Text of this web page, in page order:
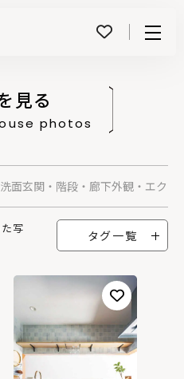
見る
photos
面玄関・階段・廊下外観・エクス
写
タグ一覧